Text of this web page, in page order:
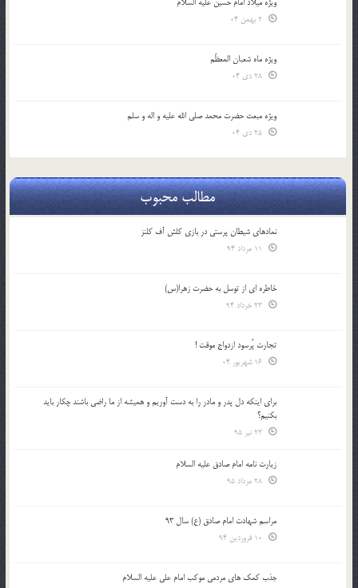
ویژه ماه شعبان المعظّم
ویژه مبعث حضرت محمد صلی الله علیه و اله و سلم
مطالب محبوب
نمادهای شیطان پرستی در بازی کلش آف کلنز
خاطره ای از توسل به حضرت زهرا(س)
تجارت پُرسود ازدواج موقت !
براي اينكه دل پدر و مادر را به دست آوريم و هميشه از ما راضي باشند چكار بايد
بكنيم؟
زیارت نامه امام صادق علیه السلام
مراسم شهادت امام صادق (ع) سال 93
جذب کمک های مردمی موکب امام علی علیه السلام